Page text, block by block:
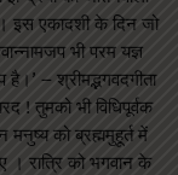
। इस एकादशी के दिन जो
भी परम यज्ञ
है।’ – श्रीमद्भगवदगीता
! तुमको भी विधिपूर्वक
मनुष्य को ब्रह्ममुहूर्त में
। रात्रि को भगवान के